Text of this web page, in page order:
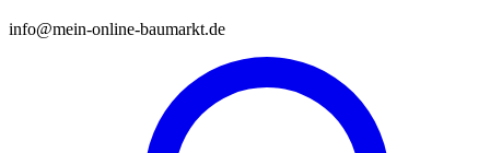
info@mein-online-baumarkt.de